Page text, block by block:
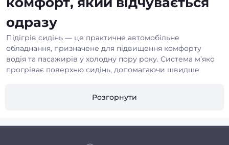
одразу
Підігрів сидінь — це практичне автомобільне
обладнання, призначене для підвищення комфорту
водія та пасажирів у холодну пору року. Система м’яко
прогріває поверхню сидінь, допомагаючи швидше
виїздів і тривалих маршрутів. Підігрів автокрісла
Розгорнути